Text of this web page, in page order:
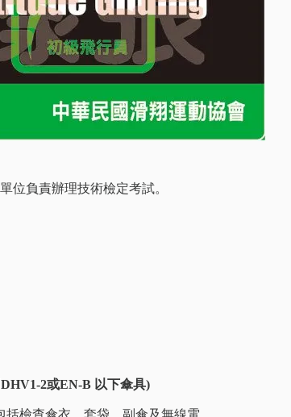
位負責辦理技術檢定考試。
2或EN-B 以下傘具)